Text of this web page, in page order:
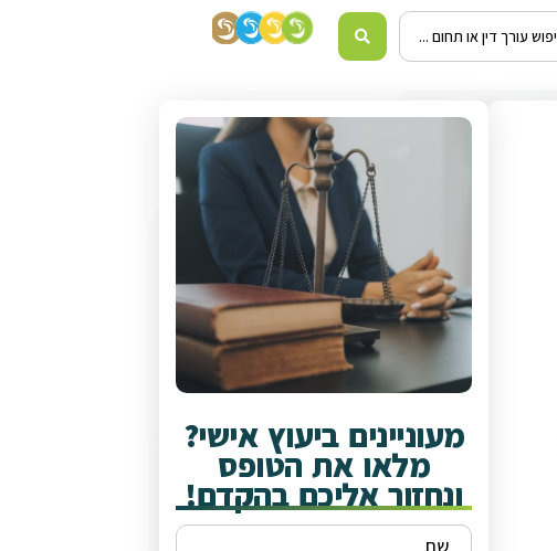
מעוניינים ביעוץ אישי?
מלאו את הטופס
ונחזור אליכם בהקדם!